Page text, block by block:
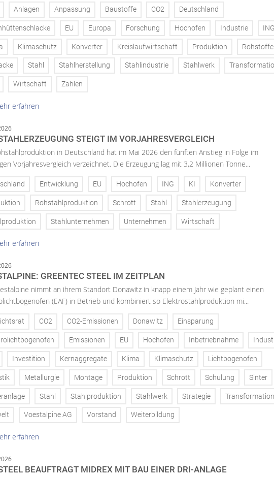
Anlagen Anpassung Baustoffe CO2 Deutschland
EU Europa Forschung Hochofen Industrie
Klimaschutz Konverter Kreislaufwirtschaft Produktion Rohstoffe
Stahl Stahlherstellung Stahlindustrie Stahlwerk
Wirtschaft Zahlen
erfahren
STEIGT IM VORJAHRESVERGLEICH
in Deutschland hat im Mai 2026 den fünften Anstieg in Folge im
Vorjahresvergleich verzeichnet. Die Erzeugung lag mit 3,2 Millionen Tonne...
Entwicklung EU Hochofen ING KI Konverter
Rohstahlproduktion Schrott Stahl Stahlerzeugung
Stahlunternehmen Unternehmen Wirtschaft
erfahren
GREENTEC STEEL IM ZEITPLAN
nimmt an ihrem Standort Donawitz in knapp einem Jahr wie geplant einen
(EAF) in Betrieb und kombiniert so Elektrostahlproduktion mi...
CO2 CO2-Emissionen Donawitz Einsparung
Emissionen EU Hochofen Inbetriebnahme
Investition Kernaggregate Klima Klimaschutz Lichtbogenofen
Metallurgie Montage Produktion Schrott Schulung Sinter
Stahl Stahlproduktion Stahlwerk Strategie Transformation
Voestalpine AG Vorstand Weiterbildung
erfahren
BEAUFTRAGT MIDREX MIT BAU EINER DRI-ANLAGE